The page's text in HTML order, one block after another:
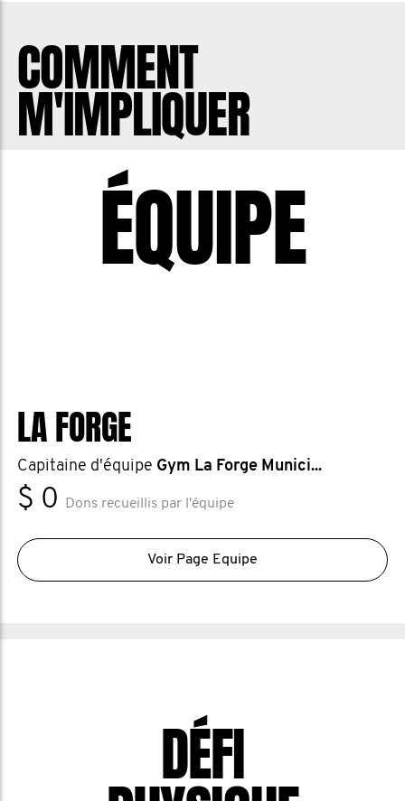
COMMENT
M'IMPLIQUER
ÉQUIPE
LA FORGE
Capitaine d'équipe Gym La Forge Munici...
$ 0 Dons recueillis par l'équipe
Voir Page Equipe
DÉFI